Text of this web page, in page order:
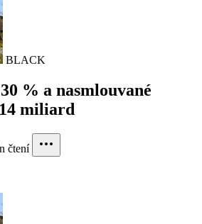
BLACK
% a nasmlouvané
miliard
čtení